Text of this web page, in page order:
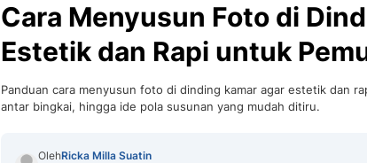
Cara Menyusun Foto di
Estetik dan Rapi untuk
Panduan cara menyusun foto di dinding kamar agar estetik dan
antar bingkai, hingga ide pola susunan yang mudah ditiru.
OlehRicka Milla Suatin